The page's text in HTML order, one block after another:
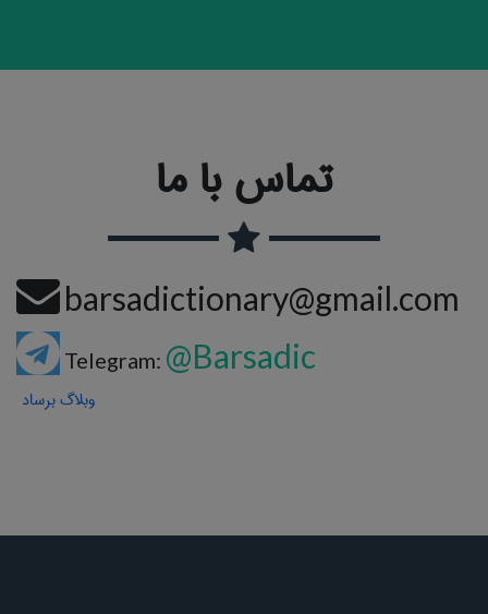
تماس با ما
barsadictionary@gmail.com
Telegram: @Barsadic
وبلاگ برساد